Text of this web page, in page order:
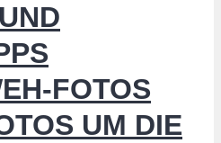
FOTOS
UM DIE